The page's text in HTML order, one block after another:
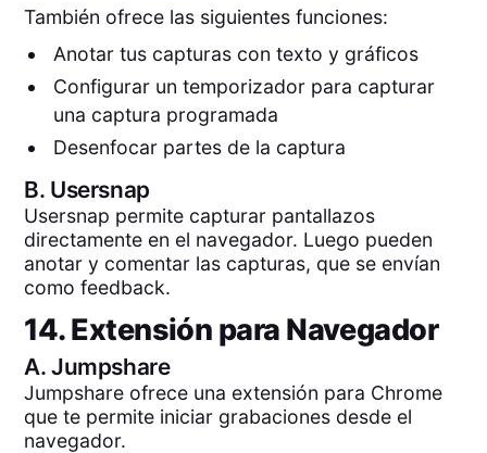
También ofrece las siguientes funciones:
Anotar tus capturas con texto y gráficos
Configurar un temporizador para capturar
una captura programada
Desenfocar partes de la captura
B. Usersnap
Usersnap permite capturar pantallazos
directamente en el navegador. Luego pueden
anotar y comentar las capturas, que se envían
como feedback.
14. Extensión para Navegador
A.Jumpshare
Jumpshare ofrece una extensión para Chrome
que te permite iniciar grabaciones desde el
navegador.